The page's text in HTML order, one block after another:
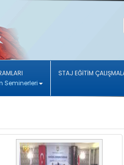
Seminerleri
STAJ EĞİTİM